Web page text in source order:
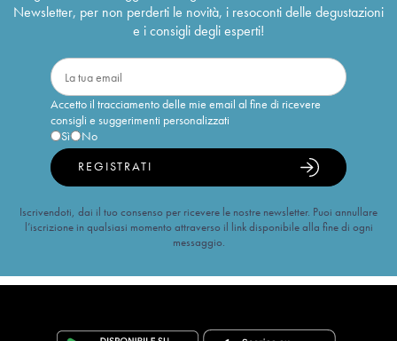
Newsletter, per non perderti le novità, i resoconti delle degustazioni
e i consigli degli esperti!
Accetto il tracciamento delle mie email al fine di ricevere
consigli e suggerimenti personalizzati
Sì
No
REGISTRATI
Iscrivendoti, dai il tuo consenso per ricevere le nostre newsletter. Puoi annullare
l’iscrizione in qualsiasi momento attraverso il link disponibile alla fine di ogni
messaggio.